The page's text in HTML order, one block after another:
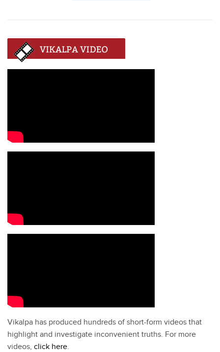
Vikalpa has produced hundreds of short-form videos that
highlight and investigate inconvenient truths. For more
videos, click here.